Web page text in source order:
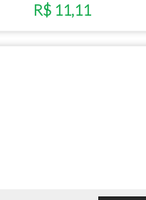
R$ 11,11